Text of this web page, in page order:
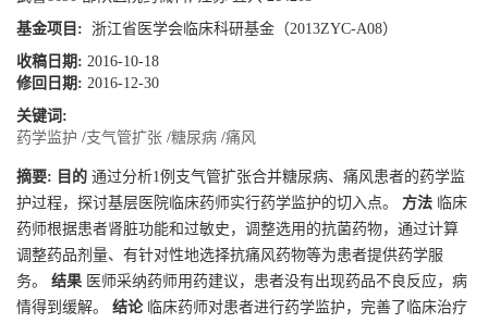
基金项目: 浙江省医学会临床科研基金（2013ZYC-A08）
收稿日期: 2016-10-18
修回日期: 2016-12-30
关键词:
药学监护 /支气管扩张 /糖尿病 /痛风
摘要: 目的 通过分析1例支气管扩张合并糖尿病、痛风患者的药学监
护过程，探讨基层医院临床药师实行药学监护的切入点。 方法 临床
药师根据患者肾脏功能和过敏史，调整选用的抗菌药物，通过计算
调整药品剂量、有针对性地选择抗痛风药物等为患者提供药学服
务。 结果 医师采纳药师用药建议，患者没有出现药品不良反应，病
情得到缓解。 结论临床药师对患者进行药学监护，完善了临床治疗